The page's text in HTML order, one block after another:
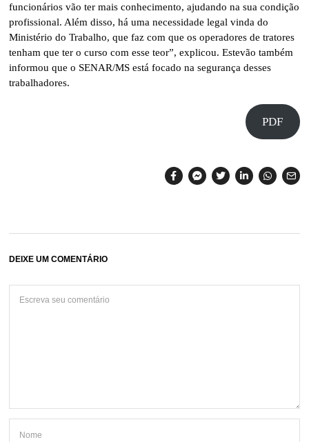
funcionários vão ter mais conhecimento, ajudando na sua condição
profissional. Além disso, há uma necessidade legal vinda do
Ministério do Trabalho, que faz com que os operadores de tratores
tenham que ter o curso com esse teor”, explicou. Estevão também
informou que o SENAR/MS está focado na segurança desses
trabalhadores.
PDF
DEIXE UM COMENTÁRIO